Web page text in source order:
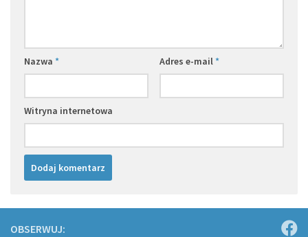
Nazwa * Adres e-mail*
Witryna internetowa
OBSERWUJ: